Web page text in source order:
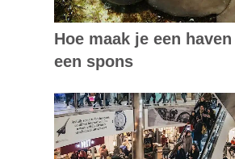
Hoe maak je een
een spons